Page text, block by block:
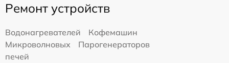
Ремонт устройств
Водонагревателей
Кофемашин
Микроволновых
печей
Парогенераторов